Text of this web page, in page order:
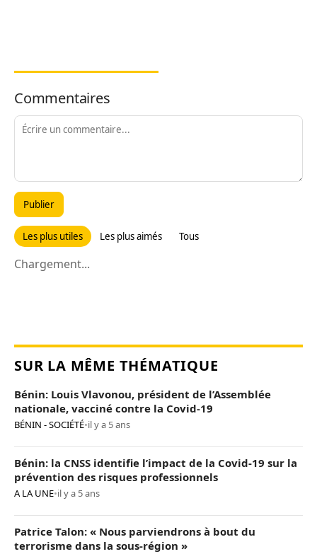
Commentaires
Publier
Les plus utiles Les plus aimés Tous
Chargement...
SUR LA MÊME THÉMATIQUE
Bénin: Louis Vlavonou, président de l’Assemblée
nationale, vacciné contre la Covid-19
BÉNIN - SOCIÉTÉ•il y a 5 ans
Bénin: la CNSS identifie l’impact de la Covid-19 sur la
prévention des risques professionnels
A LA UNE•il y a 5 ans
Patrice Talon: « Nous parviendrons à bout du
terrorisme dans la sous-région »